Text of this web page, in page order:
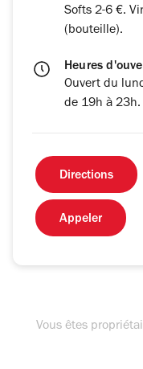
Softs 2-6 €.
(bouteille).
Heures
Ouvert du
de 19h à 23h.
Directions
Appeler
Vous êtes